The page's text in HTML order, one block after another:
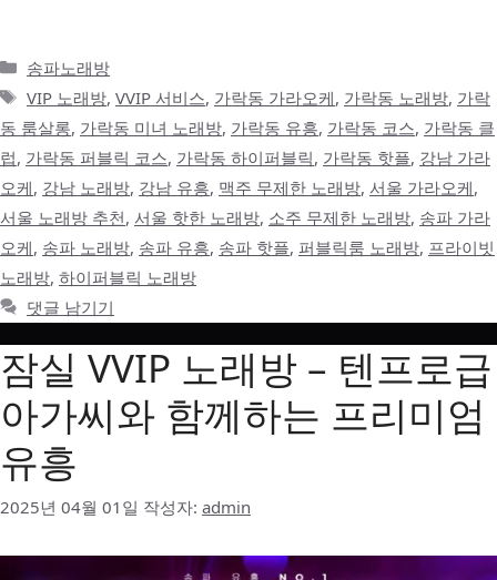
카
테
고
리
송파노래방
태
그
VIP 노래방, VVIP 서비스, 가락동 가라오케, 가락동 노래방, 가락
동 룸살롱, 가락동 미녀 노래방, 가락동 유흥, 가락동 코스, 가락동 클
럽, 가락동 퍼블릭 코스, 가락동 하이퍼블릭, 가락동 핫플, 강남 가라
오케, 강남 노래방, 강남 유흥, 맥주 무제한 노래방, 서울 가라오케,
서울 노래방 추천, 서울 핫한 노래방, 소주 무제한 노래방, 송파 가라
오케, 송파 노래방, 송파 유흥, 송파 핫플, 퍼블릭룸 노래방, 프라이빗
노래방, 하이퍼블릭 노래방
댓글 남기기
잠실 VVIP 노래방 – 텐프로급
아가씨와 함께하는 프리미엄
유흥
2025년 04월 01일 작성자: admin